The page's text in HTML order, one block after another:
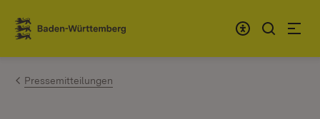
Zum Inhalt springen
Link zur Startseite
Pressemitteilungen